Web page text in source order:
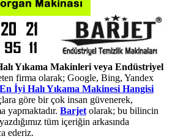
Yıkama Makinleri veya Endüstriyel
firma olarak; Google, Bing, Yandex
En İyi Halı Yıkama Makinesi Hangisi
göre bir çok insan güvenerek,
yapmaktadır. Barjetolarak; bu bilincin
tüm içeriğin arkasında
ederiz.